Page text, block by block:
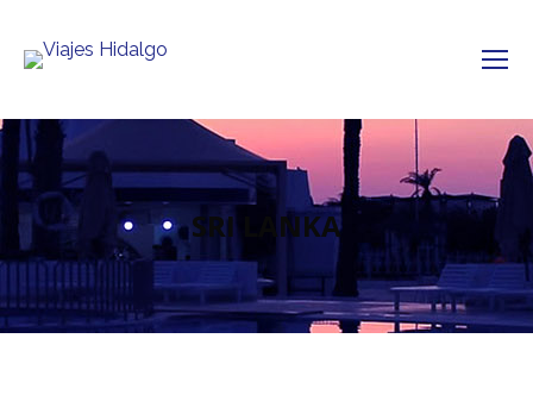
SRI LANKA